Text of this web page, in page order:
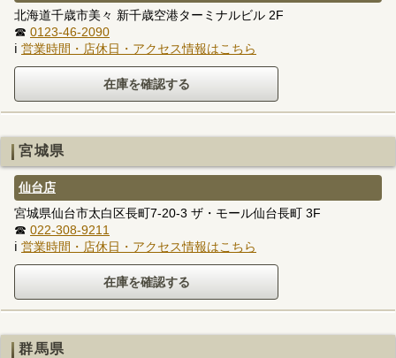
北海道千歳市美々 新千歳空港ターミナルビル 2F
☎ 0123-46-2090
ℹ 営業時間・店休日・アクセス情報はこちら
宮城県
仙台店
宮城県仙台市太白区長町7-20-3 ザ・モール仙台長町 3F
☎ 022-308-9211
ℹ 営業時間・店休日・アクセス情報はこちら
群馬県